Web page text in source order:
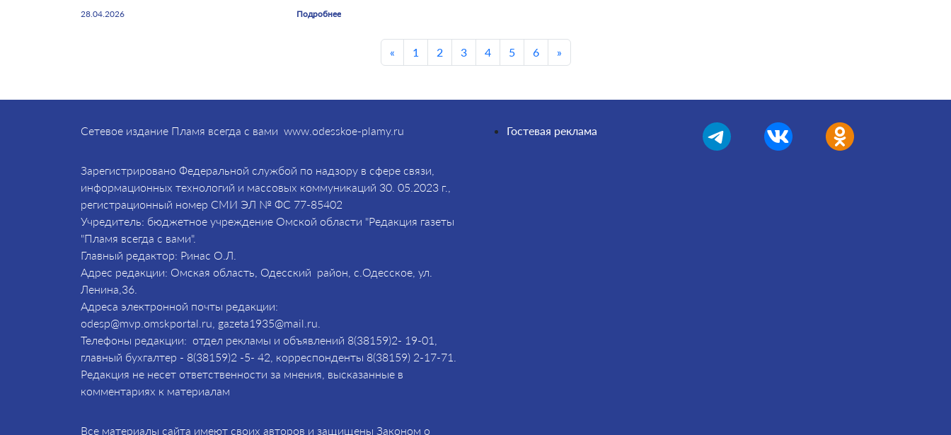
28.04.2026 Подробнее
« 1 2 3 4 5 6 »
Сетевое издание Пламя всегда с вами www.odesskoe-plamy.ru
Зарегистрировано Федеральной службой по надзору в сфере связи,
информационных технологий и массовых коммуникаций 30. 05.2023 г.,
регистрационный номер СМИ ЭЛ № ФС 77-85402
Учредитель: бюджетное учреждение Омской области "Редакция газеты
"Пламя всегда с вами".
Главный редактор: Ринас О.Л.
Адрес редакции: Омская область, Одесский район, с.Одесское, ул.
Ленина,36.
Адреса электронной почты редакции:
odesp@mvp.omskportal.ru, gazeta1935@mail.ru.
Телефоны редакции: отдел рекламы и объявлений 8(38159)2- 19-01,
главный бухгалтер - 8(38159)2 -5- 42, корреспонденты 8(38159) 2-17-71.
Редакция не несет ответственности за мнения, высказанные в
комментариях к материалам
Все материалы сайта имеют своих авторов и защищены Законом о
Гостевая реклама